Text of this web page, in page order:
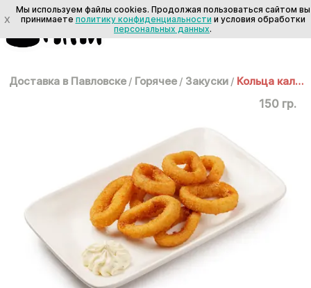
Доставка в Павловске / Горячее / Закуски / Кольца кальмаров
150 гр.
X
Мы используем файлы cookies. Продолжая пользоваться сайтом вы
принимаете политику конфиденциальности и условия обработки
персональных данных.